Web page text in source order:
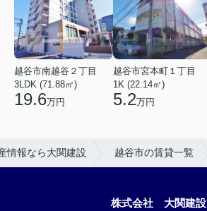
越谷市南越谷２丁目
3LDK (71.88㎡)
19.6万円
越谷市宮本町１丁目
1K (22.14㎡)
5.2万円
情報なら大関建設 越谷市の賃貸一覧
株式会社 大関建設